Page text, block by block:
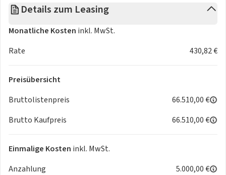
Toterwinkelassistent. Ausparkassistent Rear Cross Traffic
Alert. Antizipierte Geschwindigkeitserkennung.
Spurpositionierungsassistent inkl. halbautomatischem
- Bidirektionaler On-Board-Charger 11 kW. 3-phasig. inkl.
- Alarmanlage inkl. Rundum-. Innenraum-. Abschleppschutz
- Reifenpannenset (Kompressor und Pannenspray)
- Komfort-Paket
Bitte fragen Sie das Fahrzeug nur bei wirklichem
Details zum Leasing
Monatliche Kosten inkl. MwSt.
Rate
430,82 €
Preisübersicht
Bruttolistenpreis
66.510,00 €
Brutto Kaufpreis
66.510,00 €
Einmalige Kosten inkl. MwSt.
Anzahlung
5.000,00 €